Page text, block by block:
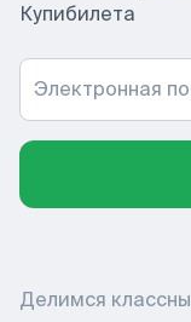
Купибилета
Электронная
Делимся